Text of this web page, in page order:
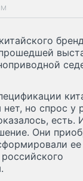
но спрос у
Они